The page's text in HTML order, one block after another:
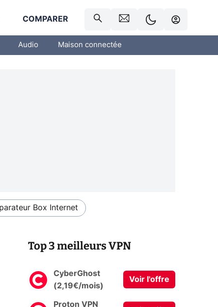
COMPARER
Audio Maison connectée
Box Internet
Top 3 meilleurs VPN
CyberGhost
(2,19€/mois)
Voir l'offre
Proton VPN